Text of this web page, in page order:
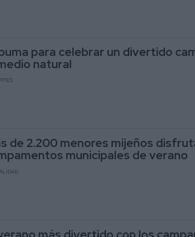
para celebrar un divertido
natural
de 2.200 menores mijeños
municipales de verano